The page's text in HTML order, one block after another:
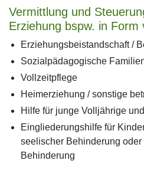
Vermittlung und
Erziehung bspw. in Form
Erziehungsbeistandschaft /
Sozialpädagogische
Vollzeitpflege
Heimerziehung / sonstige
Hilfe für junge Volljährige
Eingliederungshilfe für
seelischer Behinderung
Behinderung